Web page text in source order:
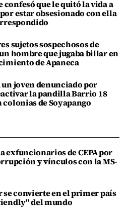
confesó que le quitó la vida a
estar obsesionado con ella
sujetos sospechosos de
hombre que jugaba billar en
de Apaneca
un joven denunciado por
la pandilla Barrio 18
colonias de Soyapango
exfuncionarios de CEPA por
y vínculos con la MS-
se convierte en el primer país
del mundo